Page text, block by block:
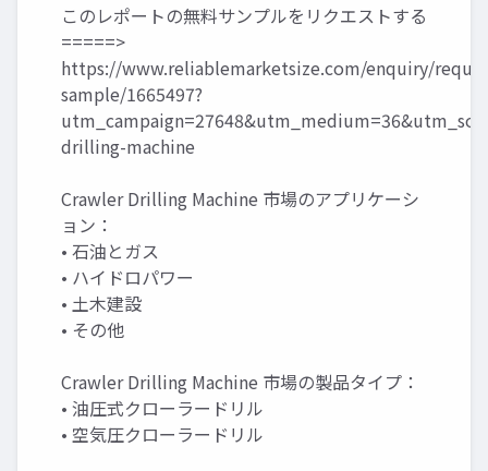
このレポートの無料サンプルをリクエストする
=====>
https://www.reliablemarketsize.com/enquiry/
sample/1665497?
drilling-machine
Crawler Drilling Machine 市場のアプリケーシ
ョン：
• 石油とガス
• ハイドロパワー
• 土木建設
• その他
Crawler Drilling Machine 市場の製品タイプ：
• 油圧式クローラードリル
• 空気圧クローラードリル